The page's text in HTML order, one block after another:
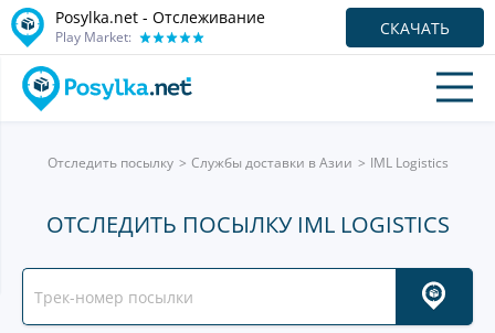
Posylka.net - Отслеживание
Play Market: СКАЧАТЬ
Отследить посылку Службы доставки в Азии IML Logistics
ОТСЛЕДИТЬ ПОСЫЛКУ IML LOGISTICS